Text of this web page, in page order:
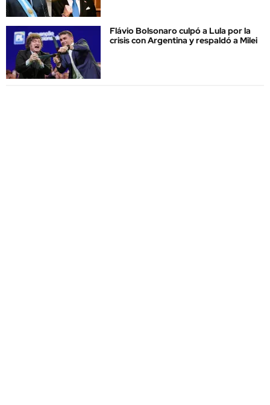
Flávio Bolsonaro culpó a Lula por la
crisis con Argentina y respaldó a Milei